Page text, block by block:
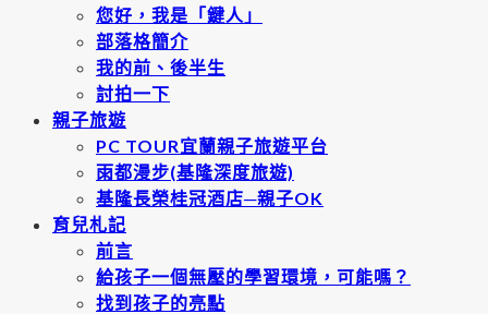
您好，我是「鍵人」
部落格簡介
我的前、後半生
討拍一下
親子旅遊
PC TOUR宜蘭親子旅遊平台
雨都漫步(基隆深度旅遊)
基隆長榮桂冠酒店─親子OK
育兒札記
前言
給孩子一個無壓的學習環境，可能嗎？
找到孩子的亮點